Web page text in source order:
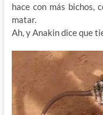
hace con más bichos,
matar.
Ah, y Anakin dice que